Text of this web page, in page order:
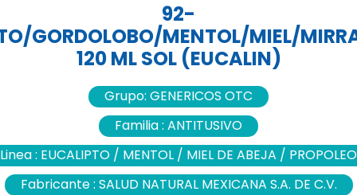
92-
GORDOLOBO/MENTOL/MIEL/
120 ML SOL (EUCALIN)
Grupo: GENERICOS OTC
Familia : ANTITUSIVO
Linea : EUCALIPTO / MENTOL / MIEL DE ABEJA / PROPOLEO
Fabricante : SALUD NATURAL MEXICANA S.A. DE C.V.